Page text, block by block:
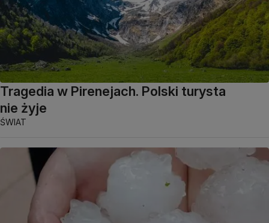
Tragedia w Pirenejach. Polski turysta
nie żyje
ŚWIAT